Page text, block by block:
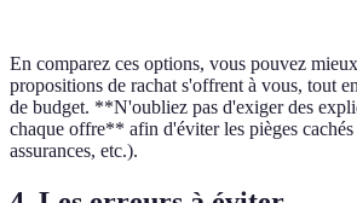
En comparez ces options, vous pouvez
propositions de rachat s'offrent à vous, tout
de budget. **N'oubliez pas d'exiger des
chaque offre** afin d'éviter les pièges cachés
assurances, etc.).